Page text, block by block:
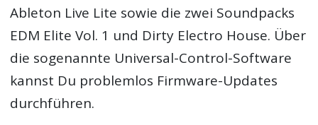
Ableton Live Lite sowie die zwei Soundpacks
EDM Elite Vol. 1 und Dirty Electro House. Über
die sogenannte Universal-Control-Software
kannst Du problemlos Firmware-Updates
durchführen.